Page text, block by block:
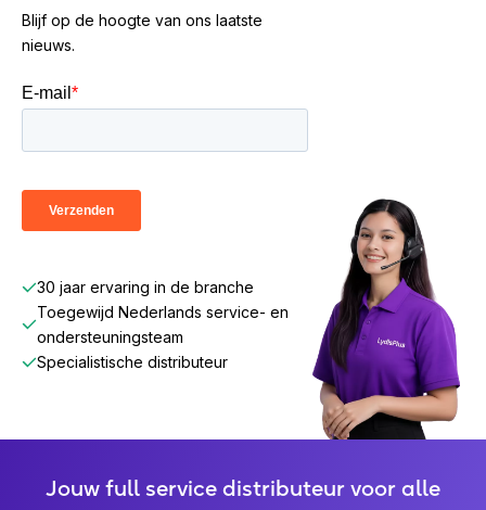
standaard 1 jaar garantie.
Wil je ook onze oplossingen
verkopen?
Meld jehieraan voor ons speciale partner
Blijf op de hoogte van ons laatste
nieuws.
30 jaar ervaring in de branche
Toegewijd Nederlands service- en
ondersteuningsteam
Specialistische distributeur
Jouw full service distributeur voor alle